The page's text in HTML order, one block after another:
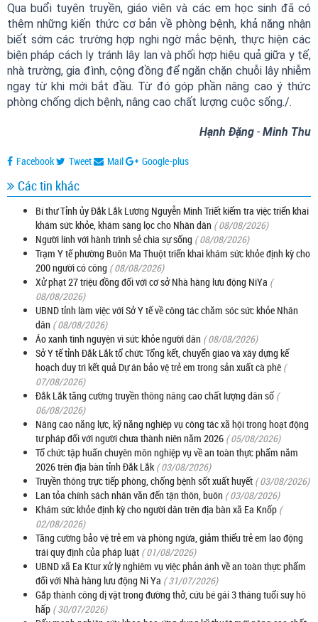
Qua buổi tuyên truyền, giáo viên và các em học sinh đã có
thêm những kiến thức cơ bản về phòng bệnh, khả năng nhận
biết sớm các trường hợp nghi ngờ mắc bệnh, thực hiện các
biện pháp cách ly tránh lây lan và phối hợp hiệu quả giữa y tế,
nhà trường, gia đình, cộng đồng để ngăn chặn chuỗi lây nhiễm
ngay từ khi mới bắt đầu. Từ đó góp phần nâng cao ý thức
phòng chống dịch bệnh, nâng cao chất lượng cuộc sống./.
Hạnh Đặng - Minh Thu
Facebook Tweet Mail Google-plus
Các tin khác
Bí thư Tỉnh ủy Đắk Lắk Lương Nguyễn Minh Triết kiểm tra việc triển khai
khám sức khỏe, khám sàng lọc cho Nhân dân ( 08/08/2026)
Người lính với hành trình sẻ chia sự sống ( 08/08/2026)
Trạm Y tế phường Buôn Ma Thuột triển khai khám sức khỏe định kỳ cho
200 người có công ( 08/08/2026)
Xử phạt 27 triệu đồng đối với cơ sở Nhà hàng lưu động NiYa (
08/08/2026)
UBND tỉnh làm việc với Sở Y tế về công tác chăm sóc sức khỏe Nhân
dân ( 08/08/2026)
Áo xanh tình nguyện vì sức khỏe người dân ( 08/08/2026)
Sở Y tế tỉnh Đắk Lắk tổ chức Tổng kết, chuyển giao và xây dựng kế
hoạch duy trì kết quả Dự án bảo vệ trẻ em trong sản xuất cà phê (
07/08/2026)
Đắk Lắk tăng cường truyền thông nâng cao chất lượng dân số (
06/08/2026)
Nâng cao năng lực, kỹ năng nghiệp vụ công tác xã hội trong hoạt động
tư pháp đối với người chưa thành niên năm 2026 ( 05/08/2026)
Tổ chức tập huấn chuyên môn nghiệp vụ về an toàn thực phẩm năm
2026 trên địa bàn tỉnh Đắk Lắk ( 03/08/2026)
Truyền thông trực tiếp phòng, chống bệnh sốt xuất huyết ( 03/08/2026)
Lan tỏa chính sách nhân văn đến tận thôn, buôn ( 03/08/2026)
Khám sức khỏe định kỳ cho người dân trên địa bàn xã Ea Knốp (
02/08/2026)
Tăng cường bảo vệ trẻ em và phòng ngừa, giảm thiểu trẻ em lao động
trái quy định của pháp luật ( 01/08/2026)
UBND xã Ea Ktur xử lý nghiêm vụ việc phản ánh về an toàn thực phẩm
đối với Nhà hàng lưu động Ni Ya ( 31/07/2026)
Gắp thành công dị vật trong đường thở, cứu bé gái 3 tháng tuổi suy hô
hấp ( 30/07/2026)